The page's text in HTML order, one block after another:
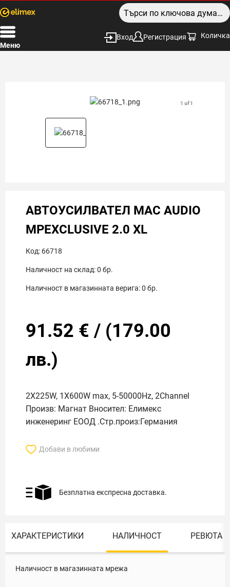
Меню
Вход Регистрация Количка
1 of 1
АВТОУСИЛВАТЕЛ MAC AUDIO
MPEXCLUSIVE 2.0 XL
Код: 66718
Наличност на склад:0 бр.
Наличност в магазинната верига:0 бр.
91.52 € / (179.00
лв.)
2X225W, 1X600W max, 5-50000Hz, 2Channel
Произв: Магнат Вносител: Елимекс
инженеринг ЕООД .Стр.произ:Германия
Добави в любими
Безплатна експресна доставка.
ХАРАКТЕРИСТИКИ НАЛИЧНОСТ РЕВЮТА
Наличност в магазинната мрежа